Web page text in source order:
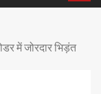
में जोरदार भिड़ंत